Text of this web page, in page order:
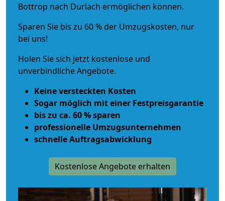
Bottrop nach Durlach ermöglichen können.
Sparen Sie bis zu 60 % der Umzugskosten, nur
bei uns!
Holen Sie sich jetzt kostenlose und
unverbindliche Angebote.
Keine versteckten Kosten
Sogar möglich mit einer Festpreisgarantie
bis zu ca. 60 % sparen
professionelle Umzugsunternehmen
schnelle Auftragsabwicklung
Kostenlose Angebote erhalten